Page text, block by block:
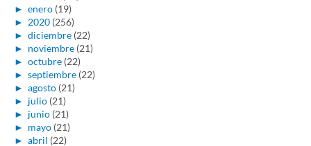
► enero (19)
► 2020 (256)
► diciembre (22)
► noviembre (21)
► octubre (22)
► septiembre (22)
► agosto (21)
► julio (21)
► junio (21)
► mayo (21)
► abril (22)